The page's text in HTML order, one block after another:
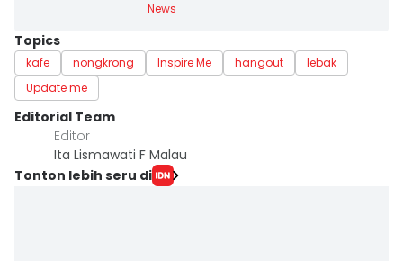
News
Topics
kafe nongkrong Inspire Me hangout
lebak
Update me
Editorial Team
Editor
Ita Lismawati F Malau
Tonton lebih seru di